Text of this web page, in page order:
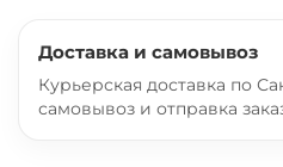
Доставка и самовывоз
Курьерская доставка по
самовывоз и отправка